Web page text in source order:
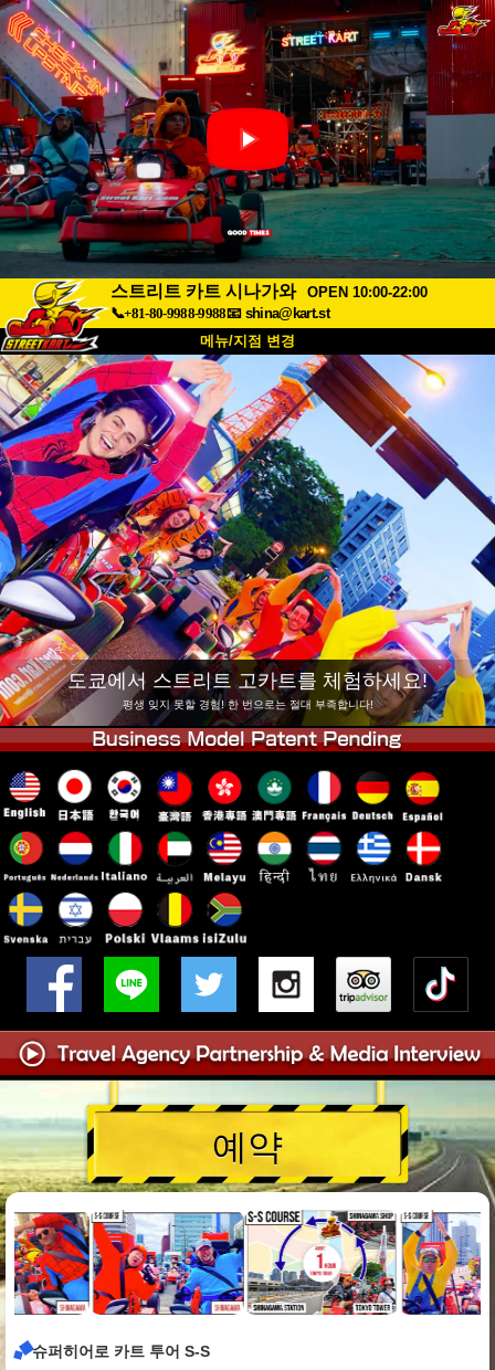
스트리트 카트 시나가와
OPEN 10:00-22:00
📞+81-80-9988-9988📧 shina@kart.st
메뉴/지점 변경
최상단
소개 사양 가격
접근성 고객 리뷰 자주 묻는 질문
회사 정보 예약
지점 변경
도쿄 시나가와 #1 도쿄 아키하바라#1
도쿄 아키하바라#2 도쿄 시부야
도쿄 시부야 애넥스 도쿄 베이
도쿄 아사쿠사 오사카
오키나와
도쿄에서 스트리트 고카트를 체험하세요!
평생 잊지 못할 경험! 한 번으로는 절대 부족합니다!
예약
슈퍼히어로 카트 투어 S-S